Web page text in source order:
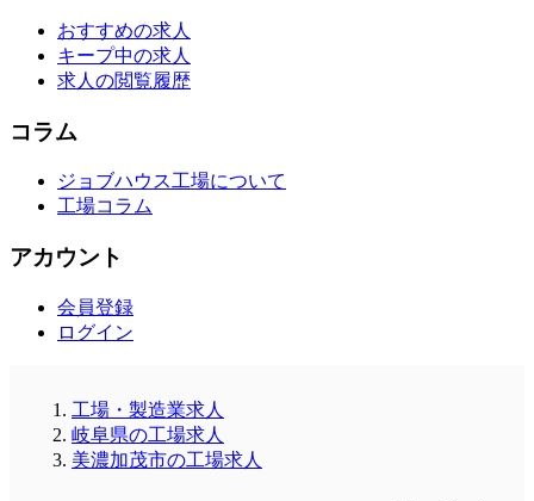
おすすめの求人
キープ中の求人
求人の閲覧履歴
コラム
ジョブハウス工場について
工場コラム
アカウント
会員登録
ログイン
工場・製造業求人
岐阜県の工場求人
美濃加茂市の工場求人